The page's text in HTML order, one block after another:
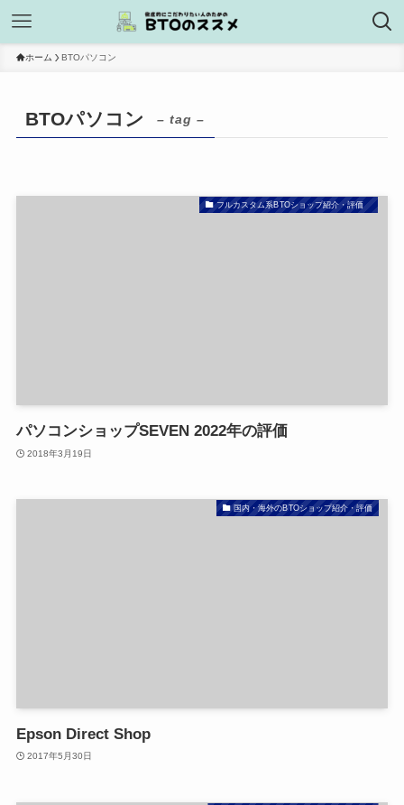
ホーム BTOパソコン
BTOパソコン – tag –
フルカスタム系BTOショップ紹介・評価
パソコンショップSEVEN 2022年の評価
2018年3月19日
国内・海外のBTOショップ紹介・評価
Epson Direct Shop
2017年5月30日